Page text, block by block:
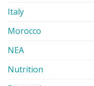
Italy
Morocco
ΝΕΑ
Nutrition